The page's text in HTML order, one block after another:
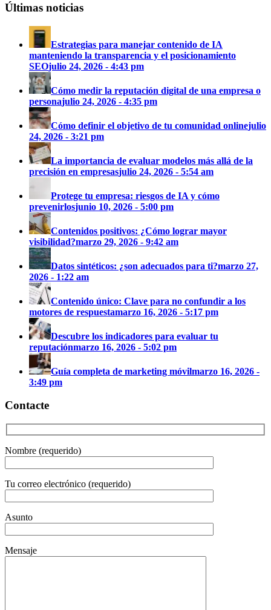
Últimas noticias
Estrategias para manejar contenido de IA
manteniendo la transparencia y el posicionamiento
SEOjulio 24, 2026 - 4:43 pm
Cómo medir la reputación digital de una empresa o
personajulio 24, 2026 - 4:35 pm
Cómo definir el objetivo de tu comunidad onlinejulio
24, 2026 - 3:21 pm
La importancia de evaluar modelos más allá de la
precisión en empresasjulio 24, 2026 - 5:54 am
Protege tu empresa: riesgos de IA y cómo
prevenirlosjunio 10, 2026 - 5:00 pm
Contenidos positivos: ¿Cómo lograr mayor
visibilidad?marzo 29, 2026 - 9:42 am
Datos sintéticos: ¿son adecuados para ti?marzo 27,
2026 - 1:22 am
Contenido único: Clave para no confundir a los
motores de respuestamarzo 16, 2026 - 5:17 pm
Descubre los indicadores para evaluar tu
reputaciónmarzo 16, 2026 - 5:02 pm
Guía completa de marketing móvilmarzo 16, 2026 -
3:49 pm
Contacte
Nombre (requerido)
Tu correo electrónico (requerido)
Asunto
Mensaje